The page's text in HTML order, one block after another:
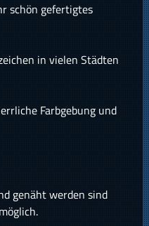
schön gefertigtes
in vielen Städten
Farbgebung und
genäht werden sind